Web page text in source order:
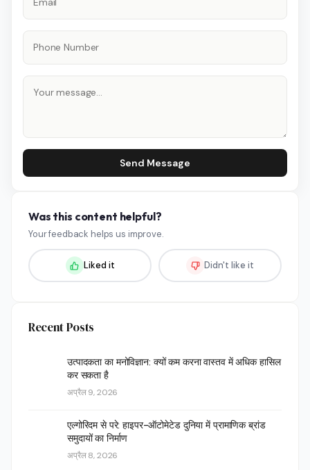
Send Message
Was this content helpful?
Your feedback helps us improve.
Liked it Didn't like it
Recent Posts
उत्पादकता का मनोविज्ञान: क्यों कम करना वास्तव में अधिक हासिल
कर सकता है
अप्रैल 9, 2026
एल्गोरिदम से परे: हाइपर-ऑटोमेटेड दुनिया में प्रामाणिक ब्रांड
समुदायों का निर्माण
अप्रैल 8, 2026